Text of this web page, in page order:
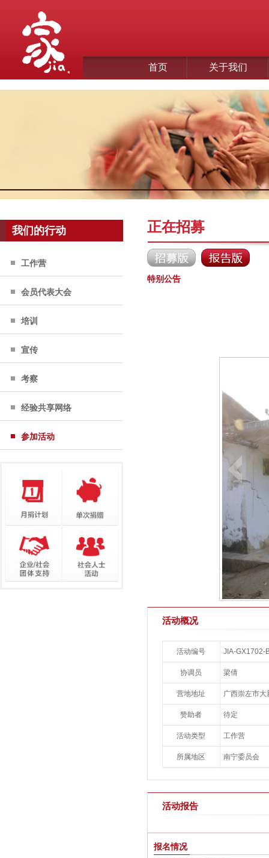
首页 关于我们
我们的行动
工作营
会员代表大会
培训
宣传
考察
经验共享网络
参加活动
正在招募
特别公告
活动概况
活动编号 JIA-GX1702-
协调员 梁倩
营地地址 广西崇左市
赞助者 待定
活动类型 工作营
所属地区 南宁委员会
活动报告
报名情况